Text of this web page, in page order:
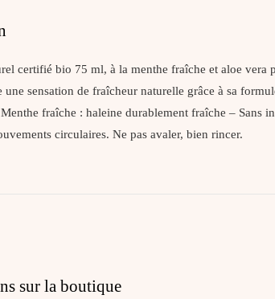
certifié bio 75 ml, à la menthe fraîche et aloe vera
une sensation de fraîcheur naturelle grâce à sa
fraîche : haleine durablement fraîche – Sans
circulaires. Ne pas avaler, bien rincer.
sur la boutique